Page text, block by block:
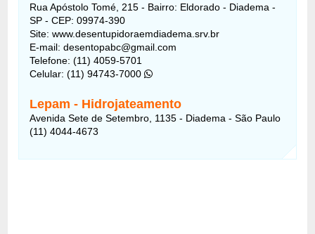
Rua Apóstolo Tomé, 215 - Bairro: Eldorado - Diadema -
SP - CEP: 09974-390
Site: www.desentupidoraemdiadema.srv.br
E-mail: desentopabc@gmail.com
Telefone: (11) 4059-5701
Celular: (11) 94743-7000
Lepam - Hidrojateamento
Avenida Sete de Setembro, 1135 - Diadema - São Paulo
(11) 4044-4673